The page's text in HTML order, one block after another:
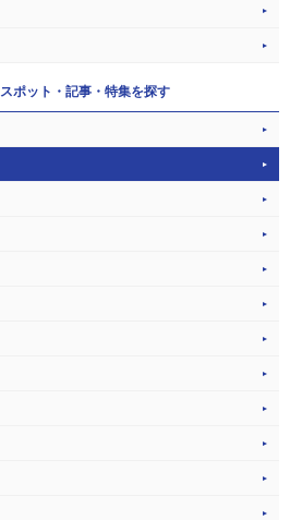
スポット・記事・特集を探す